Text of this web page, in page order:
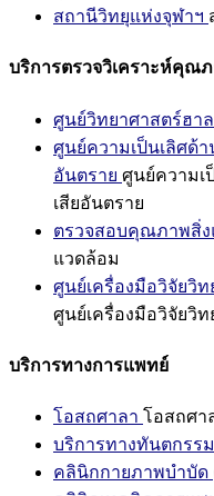
สถานีวิทยุแห่งจุฬาฯ
บริการตรวจวิเคราะห์คุณ
ศูนย์วิทยาศาสตร์ฮา
ศูนย์ความเป็นเลิศด้
อันตราย ศูนย์ความเ
เสียอันตราย
ตรวจสอบคุณภาพสิ่ง
แวดล้อม
ศูนย์เครื่องมือวิจัยวิท
ศูนย์เครื่องมือวิจัยวิท
บริการทางการแพทย์
โอสถศาลา โอสถศา
บริการทางทันตกรรม
คลินิกกายภาพบำบัด